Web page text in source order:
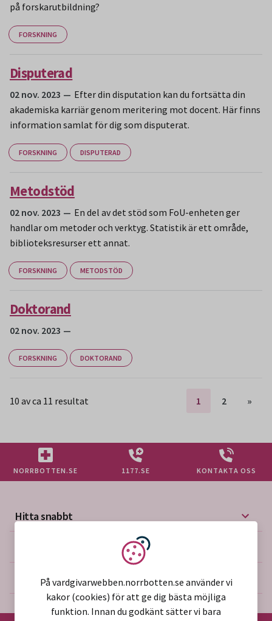
på forskarutbildning?
FORSKNING
Disputerad
02 nov. 2023
Efter din disputation kan du fortsätta din
akademiska karriär genom meritering mot docent. Här finns
information samlat för dig som disputerat.
FORSKNING DISPUTERAD
Metodstöd
02 nov. 2023
En del av det stöd som FoU-enheten ger
handlar om metoder och verktyg. Statistik är ett område,
biblioteksresurser ett annat.
FORSKNING METODSTÖD
Doktorand
02 nov. 2023
FORSKNING DOKTORAND
10 av ca 11 resultat 1 2 »
NORRBOTTEN.SE 1177.SE KONTAKTA OSS
Hitta snabbt
Mer på vårdgivarwebben
Om webbplatsen
Vi använder kakor
På vardgivarwebben.norrbotten.se använder vi
kakor (cookies) för att ge dig bästa möjliga
funktion. Innan du godkänt sätter vi bara